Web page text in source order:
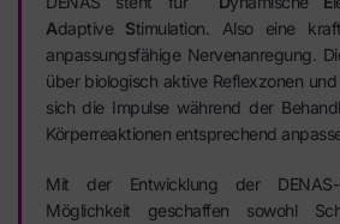
Adaptive Stimulation. Also eine
anpassungsfähige Nervenanregung.
über biologisch aktive Reflexzonen
sich die Impulse während der
Körperreaktionen entsprechend
Mit der Entwicklung der
Möglichkeit geschaffen sowohl